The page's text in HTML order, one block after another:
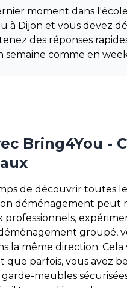
moment dans
à Dijon et vous devez
des réponses
semaine comme en
Bring4You -
de découvrir toutes
déménagement peut
groupé,
même direction.
parfois, vous avez
meubles